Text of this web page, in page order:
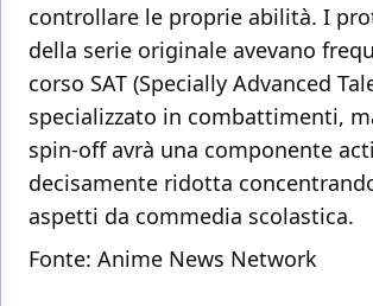
controllare le proprie abilità. I
della serie originale avevano
corso SAT (Specially Advanced
specializzato in combattimenti,
spin-off avrà una componente
decisamente ridotta
aspetti da commedia scolastica.
Fonte: Anime News Network